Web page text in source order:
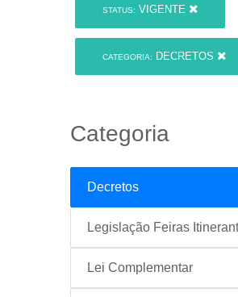
STATUS: VIGENTE
CATEGORIA: DECRETOS
Categoria
Decretos
Legislação Feiras
Lei Complementar